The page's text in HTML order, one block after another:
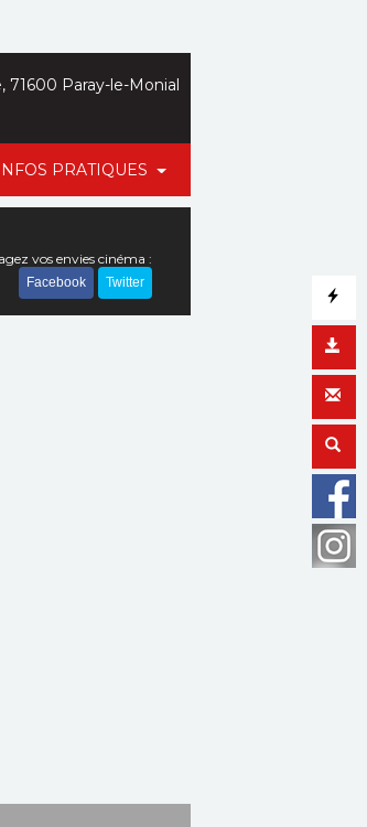
PRATIQUES
71600 Paray-le-Monial
vos envies cinéma :
Facebook Twitter